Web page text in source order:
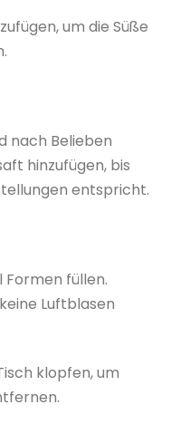
um die Süße
nach Belieben
hinzufügen, bis
entspricht.
Formen füllen.
Luftblasen
klopfen, um